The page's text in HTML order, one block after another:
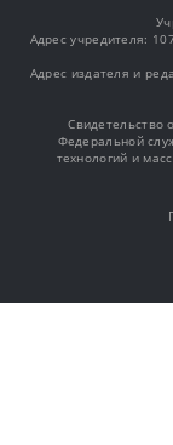
Адрес учредителя:
Адрес издателя и
Федеральной
технологий и